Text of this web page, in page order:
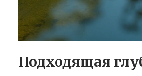
Подходящая